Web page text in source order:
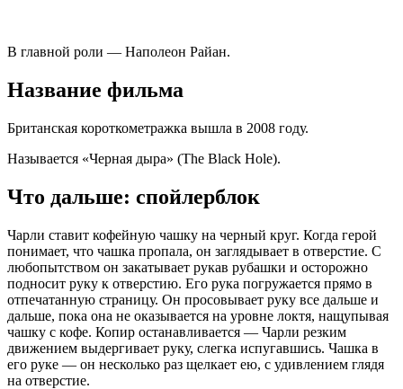
В главной роли — Наполеон Райан.
Название фильма
Британская короткометражка вышла в 2008 году.
Называется «Черная дыра» (The Black Hole).
Что дальше: спойлерблок
Чарли ставит кофейную чашку на черный круг. Когда герой
понимает, что чашка пропала, он заглядывает в отверстие. С
любопытством он закатывает рукав рубашки и осторожно
подносит руку к отверстию. Его рука погружается прямо в
отпечатанную страницу. Он просовывает руку все дальше и
дальше, пока она не оказывается на уровне локтя, нащупывая
чашку с кофе. Копир останавливается — Чарли резким
движением выдергивает руку, слегка испугавшись. Чашка в
его руке — он несколько раз щелкает ею, с удивлением глядя
на отверстие.